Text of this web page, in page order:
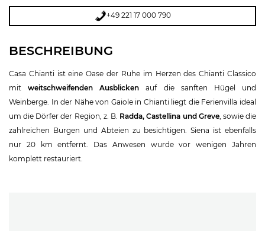
+49 221 17 000 790
BESCHREIBUNG
Casa Chianti ist eine Oase der Ruhe im Herzen des Chianti Classico
mitweitschweifenden Ausblicken auf die sanften Hügel und
Weinberge. In der Nähe von Gaiole in Chianti liegt die Ferienvilla ideal
um die Dörfer der Region, z. B. Radda, Castellina und Greve, sowie die
zahlreichen Burgen und Abteien zu besichtigen. Siena ist ebenfalls
nur 20 km entfernt. Das Anwesen wurde vor wenigen Jahren
komplett restauriert.